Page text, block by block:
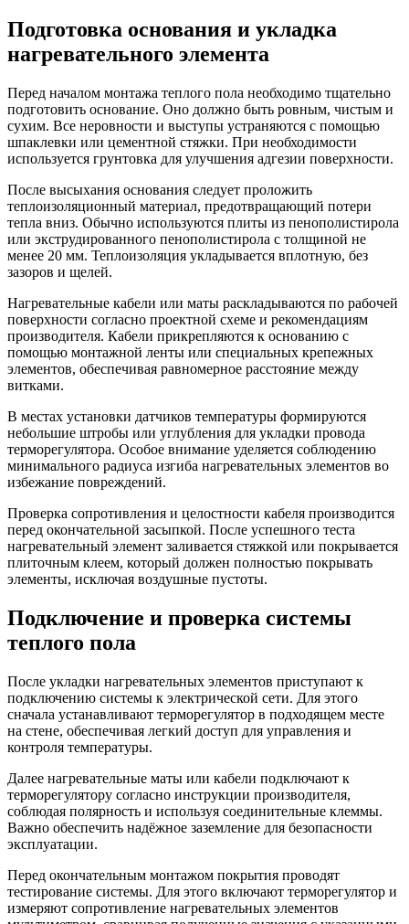
Подготовка основания и укладка
нагревательного элемента
Перед началом монтажа теплого пола необходимо тщательно
подготовить основание. Оно должно быть ровным, чистым и
сухим. Все неровности и выступы устраняются с помощью
шпаклевки или цементной стяжки. При необходимости
используется грунтовка для улучшения адгезии поверхности.
После высыхания основания следует проложить
теплоизоляционный материал, предотвращающий потери
тепла вниз. Обычно используются плиты из пенополистирола
или экструдированного пенополистирола с толщиной не
менее 20 мм. Теплоизоляция укладывается вплотную, без
зазоров и щелей.
Нагревательные кабели или маты раскладываются по рабочей
поверхности согласно проектной схеме и рекомендациям
производителя. Кабели прикрепляются к основанию с
помощью монтажной ленты или специальных крепежных
элементов, обеспечивая равномерное расстояние между
витками.
В местах установки датчиков температуры формируются
небольшие штробы или углубления для укладки провода
терморегулятора. Особое внимание уделяется соблюдению
минимального радиуса изгиба нагревательных элементов во
избежание повреждений.
Проверка сопротивления и целостности кабеля производится
перед окончательной засыпкой. После успешного теста
нагревательный элемент заливается стяжкой или покрывается
плиточным клеем, который должен полностью покрывать
элементы, исключая воздушные пустоты.
Подключение и проверка системы
теплого пола
После укладки нагревательных элементов приступают к
подключению системы к электрической сети. Для этого
сначала устанавливают терморегулятор в подходящем месте
на стене, обеспечивая легкий доступ для управления и
контроля температуры.
Далее нагревательные маты или кабели подключают к
терморегулятору согласно инструкции производителя,
соблюдая полярность и используя соединительные клеммы.
Важно обеспечить надёжное заземление для безопасности
эксплуатации.
Перед окончательным монтажом покрытия проводят
тестирование системы. Для этого включают терморегулятор и
измеряют сопротивление нагревательных элементов